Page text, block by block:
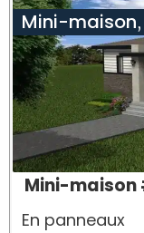
Mini-maison,
Mini-maison
En panneaux